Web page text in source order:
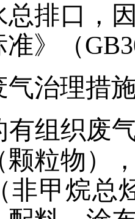
总排口，
》（
气治理措
有组织废
颗粒物）
（非甲烷总